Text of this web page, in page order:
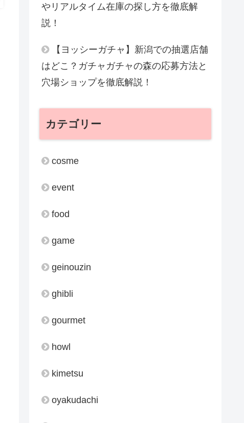
やリアルタイム在庫の探し方を徹底解
説！
【ヨッシーガチャ】新潟での抽選店舗
はどこ？ガチャガチャの森の応募方法と
穴場ショップを徹底解説！
カテゴリー
cosme
event
food
game
geinouzin
ghibli
gourmet
howl
kimetsu
oyakudachi